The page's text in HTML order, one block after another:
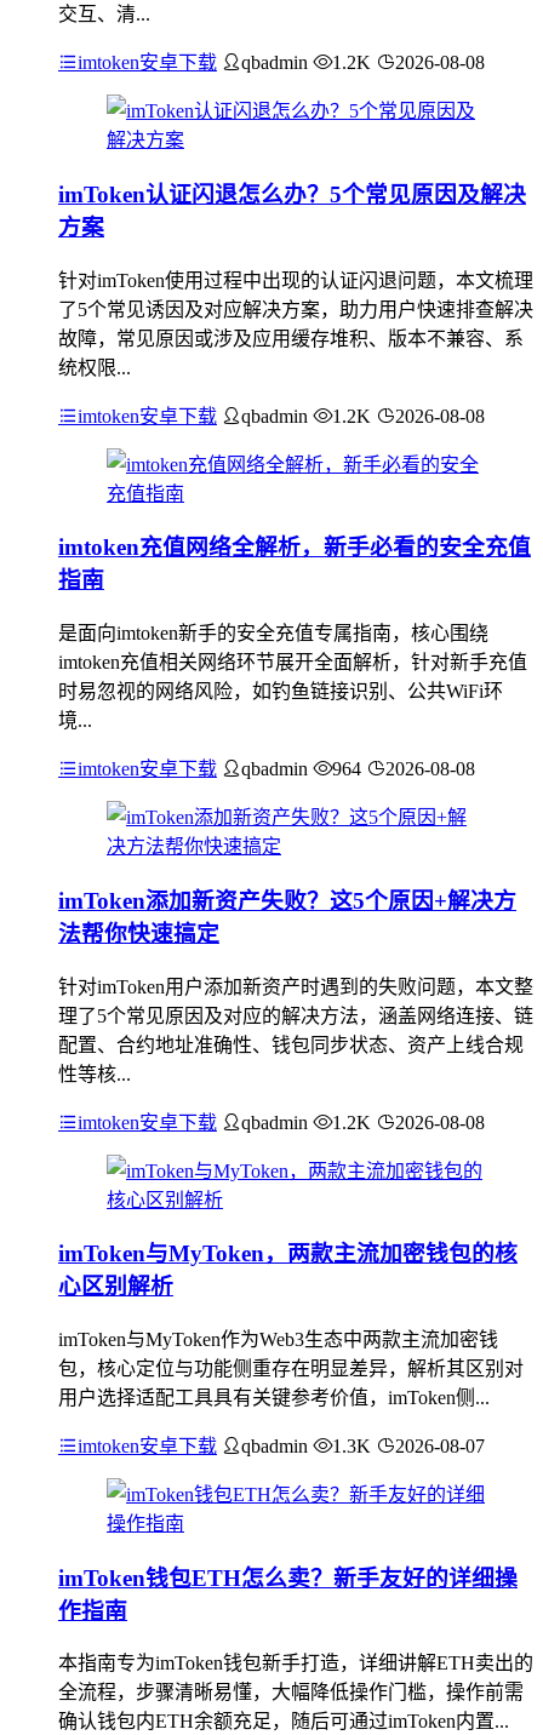
交互、清...
imtoken安卓下载 qbadmin 1.2K 2026-08-08
imToken认证闪退怎么办？5个常见原因及解决
方案
针对imToken使用过程中出现的认证闪退问题，本文梳理
了5个常见诱因及对应解决方案，助力用户快速排查解决
故障，常见原因或涉及应用缓存堆积、版本不兼容、系
统权限...
imtoken安卓下载 qbadmin 1.2K 2026-08-08
imtoken充值网络全解析，新手必看的安全充值
指南
是面向imtoken新手的安全充值专属指南，核心围绕
imtoken充值相关网络环节展开全面解析，针对新手充值
时易忽视的网络风险，如钓鱼链接识别、公共WiFi环
境...
imtoken安卓下载 qbadmin 964 2026-08-08
imToken添加新资产失败？这5个原因+解决方
法帮你快速搞定
针对imToken用户添加新资产时遇到的失败问题，本文整
理了5个常见原因及对应的解决方法，涵盖网络连接、链
配置、合约地址准确性、钱包同步状态、资产上线合规
性等核...
imtoken安卓下载 qbadmin 1.2K 2026-08-08
imToken与MyToken，两款主流加密钱包的核
心区别解析
imToken与MyToken作为Web3生态中两款主流加密钱
包，核心定位与功能侧重存在明显差异，解析其区别对
用户选择适配工具具有关键参考价值，imToken侧...
imtoken安卓下载 qbadmin 1.3K 2026-08-07
imToken钱包ETH怎么卖？新手友好的详细操
作指南
本指南专为imToken钱包新手打造，详细讲解ETH卖出的
全流程，步骤清晰易懂，大幅降低操作门槛，操作前需
确认钱包内ETH余额充足，随后可通过imToken内置...